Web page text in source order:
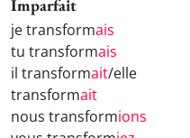
Imparfait
je transformais
tu transformais
il transformait/elle
transformait
nous transformions